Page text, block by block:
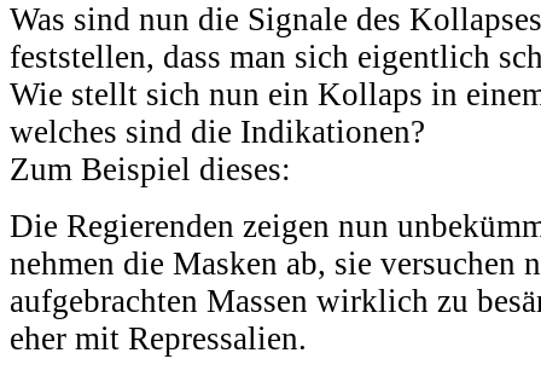
Was sind nun die Signale des
feststellen, dass man sich eigentlich
Wie stellt sich nun ein Kollaps in
welches sind die Indikationen?
Zum Beispiel dieses:
Die Regierenden zeigen nun
nehmen die Masken ab, sie versuchen
aufgebrachten Massen wirklich zu
eher mit Repressalien.